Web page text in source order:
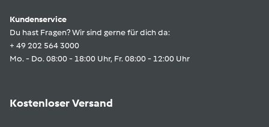
Kundenservice
Du hast Fragen? Wir sind gerne für dich da:
+ 49 202 564 3000
Mo. - Do. 08:00 - 18:00 Uhr, Fr. 08:00 - 12:00 Uhr
Kostenloser Versand